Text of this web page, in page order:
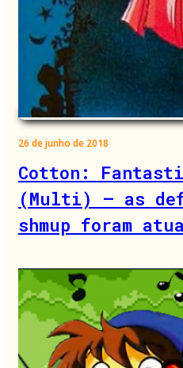
26 de junho de 2018
Cotton:
(Multi) – as
shmup foram